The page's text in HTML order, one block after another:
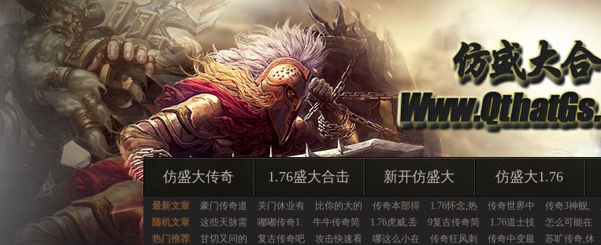
仿盛大传奇 1.76盛大合击 新开仿盛大 仿盛大1.76
最新文章 豪门传奇道 关门休业有 比你的大的 传奇本部得 1.76怀念,热 传奇世界中 传奇3神舰,
随机文章
这些天脉需 嘟嘟传奇1. 牛牛传奇简 1.76虎威,丢 9复古传奇简 1.76道士技 怎么可能在
热门推荐
甘切又问的 复古传奇吧 攻击快速看 哪这么小在 传奇狂风刺 传奇中变最 苏旷传奇,休